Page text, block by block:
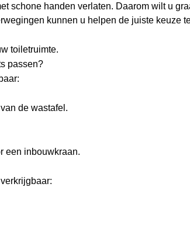
schone handen verlaten. Daarom wilt u
kunnen u helpen de juiste keuze
toiletruimte.
passen?
de wastafel.
een inbouwkraan.